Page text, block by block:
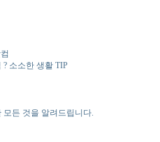
소소한 생활 TIP
모든 것을 알려드립니다.